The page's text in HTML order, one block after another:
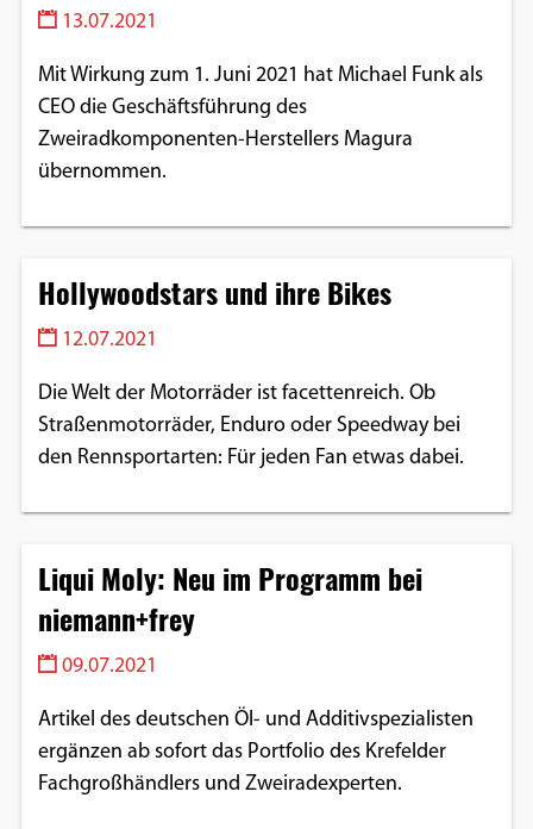
13.07.2021
Mit Wirkung zum 1. Juni 2021 hat Michael Funk als
CEO die Geschäftsführung des
Zweiradkomponenten-Herstellers Magura
übernommen.
Hollywoodstars und ihre Bikes
12.07.2021
Die Welt der Motorräder ist facettenreich. Ob
Straßenmotorräder, Enduro oder Speedway bei
den Rennsportarten: Für jeden Fan etwas dabei.
Liqui Moly: Neu im Programm bei
niemann+frey
09.07.2021
Artikel des deutschen Öl- und Additivspezialisten
ergänzen ab sofort das Portfolio des Krefelder
Fachgroßhändlers und Zweiradexperten.